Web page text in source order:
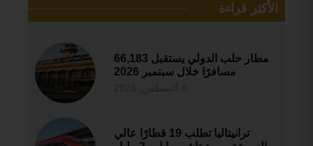
الأكثر قراءة
مطار حلب الدولي يستقبل 66,183
مسافرًا خلال سبتمبر 2026
ترانيتاليا تطلب 19 قطارًا عالي